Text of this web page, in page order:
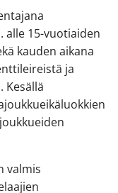
alle 15-vuotiaiden
kauden aikana
ja
Kesällä
valmis